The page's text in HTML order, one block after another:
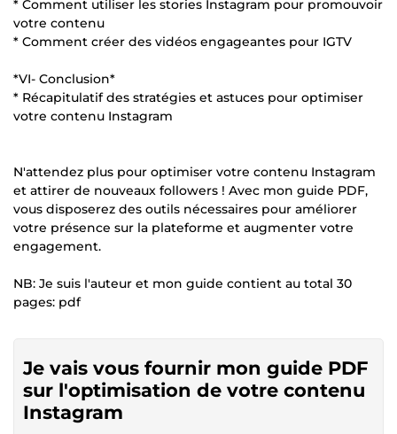
* Comment utiliser les stories Instagram pour promouvoir
votre contenu
* Comment créer des vidéos engageantes pour IGTV
*VI- Conclusion*
* Récapitulatif des stratégies et astuces pour optimiser
votre contenu Instagram
N'attendez plus pour optimiser votre contenu Instagram
et attirer de nouveaux followers ! Avec mon guide PDF,
vous disposerez des outils nécessaires pour améliorer
votre présence sur la plateforme et augmenter votre
engagement.
NB: Je suis l'auteur et mon guide contient au total 30
pages: pdf
Je vais vous fournir mon guide PDF
sur l'optimisation de votre contenu
Instagram